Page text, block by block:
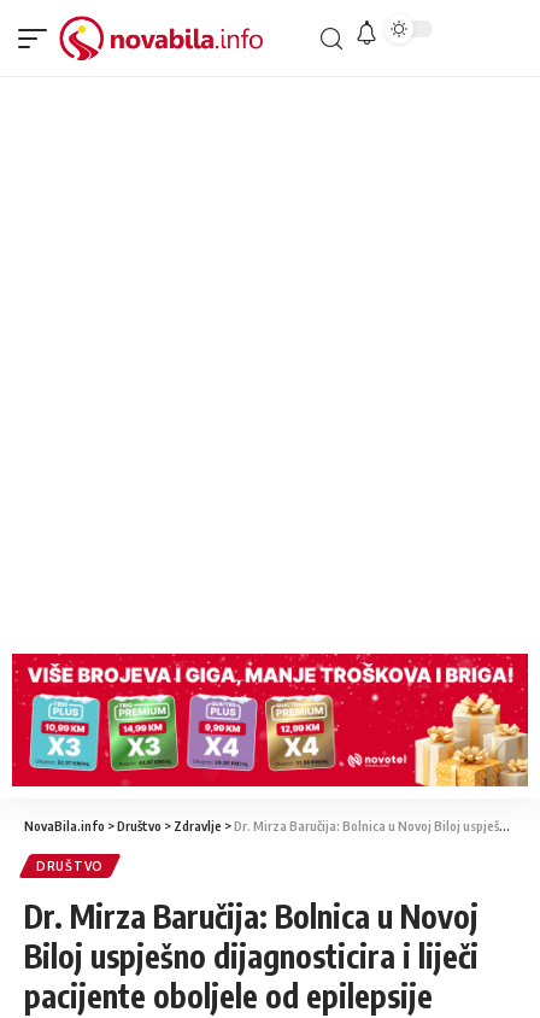
NovaBila.info >Društvo > Zdravlje >Dr. Mirza Baručija: Bolnica u Novoj Biloj uspješno dijagnosticira i liječi pacijente oboljele od epilepsije
DRUŠTVO
Dr. Mirza Baručija: Bolnica u Novoj
Biloj uspješno dijagnosticira i liječi
pacijente oboljele od epilepsije